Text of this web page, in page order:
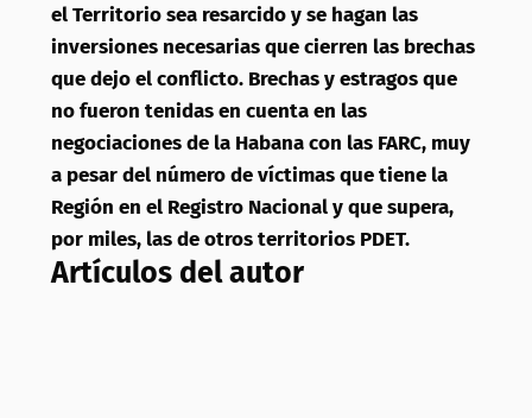
el Territorio sea resarcido y se hagan las
inversiones necesarias que cierren las brechas
que dejo el conflicto. Brechas y estragos que
no fueron tenidas en cuenta en las
negociaciones de la Habana con las FARC, muy
a pesar del número de víctimas que tiene la
Región en el Registro Nacional y que supera,
por miles, las de otros territorios PDET.
Artículos del autor